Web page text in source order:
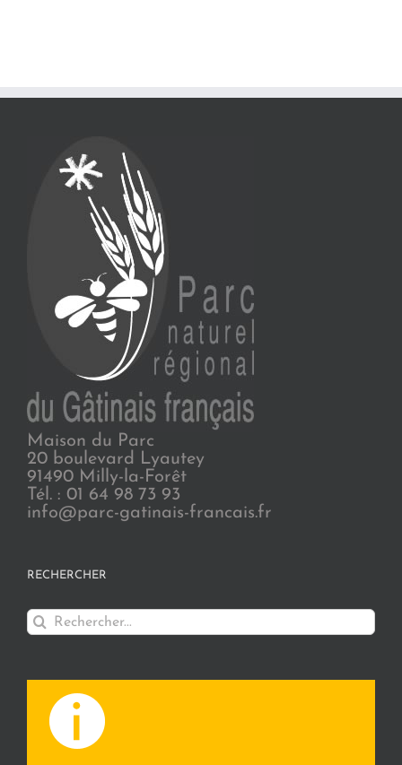
Maison du Parc
20 boulevard Lyautey
91490 Milly-la-Forêt
Tél. : 01 64 98 73 93
info@parc-gatinais-francais.fr
RECHERCHER
Rechercher: